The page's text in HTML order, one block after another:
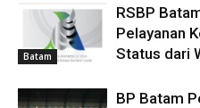
Batam
RSBP
Pelayanan
Status dari
BP Batam